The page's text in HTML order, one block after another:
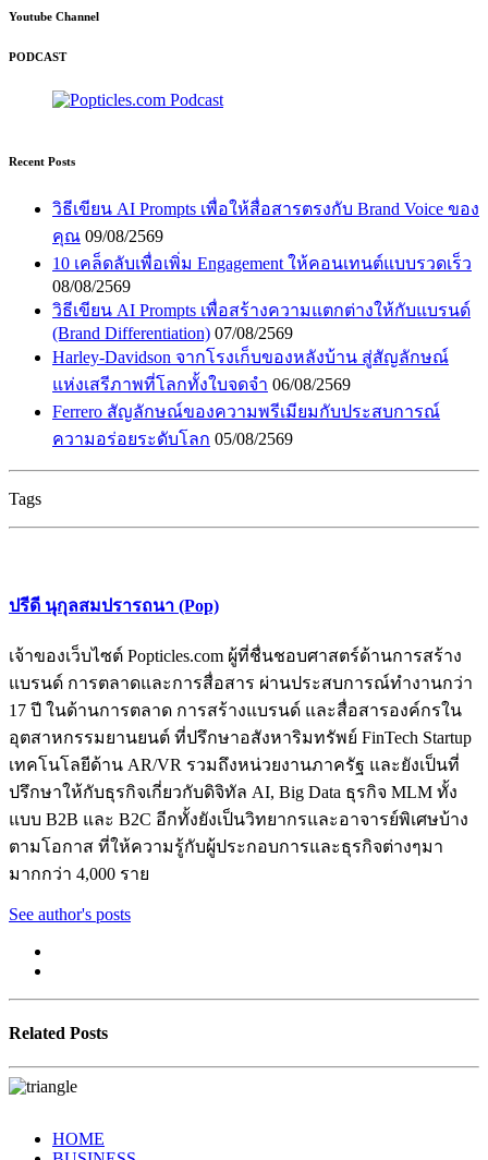
Youtube Channel
PODCAST
Recent Posts
วิธีเขียน AI Prompts เพื่อให้สื่อสารตรงกับ Brand Voice ของ
คุณ 09/08/2569
10 เคล็ดลับเพื่อเพิ่ม Engagement ให้คอนเทนต์แบบรวดเร็ว
08/08/2569
วิธีเขียน AI Prompts เพื่อสร้างความแตกต่างให้กับแบรนด์
(Brand Differentiation) 07/08/2569
Harley-Davidson จากโรงเก็บของหลังบ้าน สู่สัญลักษณ์
แห่งเสรีภาพที่โลกทั้งใบจดจำ 06/08/2569
Ferrero สัญลักษณ์ของความพรีเมียมกับประสบการณ์
ความอร่อยระดับโลก 05/08/2569
Tags
ปรีดี นุกุลสมปรารถนา (Pop)
เจ้าของเว็บไซต์ Popticles.com ผู้ที่ชื่นชอบศาสตร์ด้านการสร้าง
แบรนด์ การตลาดและการสื่อสาร ผ่านประสบการณ์ทำงานกว่า
17 ปี ในด้านการตลาด การสร้างแบรนด์ และสื่อสารองค์กรใน
อุตสาหกรรมยานยนต์ ที่ปรึกษาอสังหาริมทรัพย์ FinTech Startup
เทคโนโลยีด้าน AR/VR รวมถึงหน่วยงานภาครัฐ และยังเป็นที่
ปรึกษาให้กับธุรกิจเกี่ยวกับดิจิทัล AI, Big Data ธุรกิจ MLM ทั้ง
แบบ B2B และ B2C อีกทั้งยังเป็นวิทยากรและอาจารย์พิเศษบ้าง
ตามโอกาส ที่ให้ความรู้กับผู้ประกอบการและธุรกิจต่างๆมา
มากกว่า 4,000 ราย
See author's posts
Related Posts
HOME